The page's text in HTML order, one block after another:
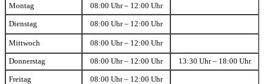
Montag 08:00 Uhr – 12:00 Uhr
Dienstag 08:00 Uhr – 12:00 Uhr
Mittwoch 08:00 Uhr – 12:00 Uhr
Donnerstag 08:00 Uhr – 12:00 Uhr 13:30 Uhr – 18:00 Uhr
Freitag 08:00 Uhr – 12:00 Uhr